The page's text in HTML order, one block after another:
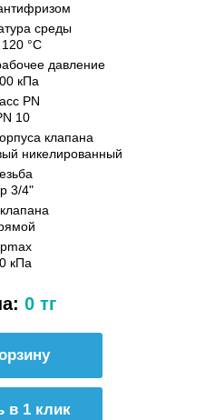
среды
°C
давление
кПа
PN
10
клапана
никелированный
3/4"
кПа
0 тг
в 1 клик